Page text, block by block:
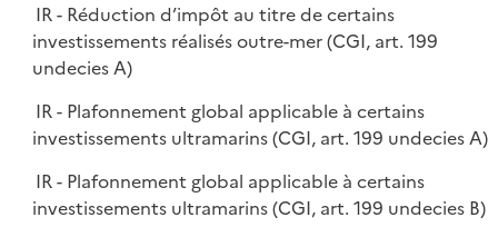
IR - Réduction d’impôt au titre de certains
investissements réalisés outre-mer (CGI, art. 199
undecies A)
IR - Plafonnement global applicable à certains
investissements ultramarins (CGI, art. 199 undecies A)
IR - Plafonnement global applicable à certains
investissements ultramarins (CGI, art. 199 undecies B)